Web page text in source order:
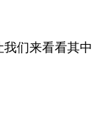
们来看看其中